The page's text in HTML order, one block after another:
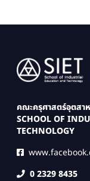
Image
คณะครุศาสตร์อุตสา
SCHOOL OF
TECHNOLOGY
0 2329 8435